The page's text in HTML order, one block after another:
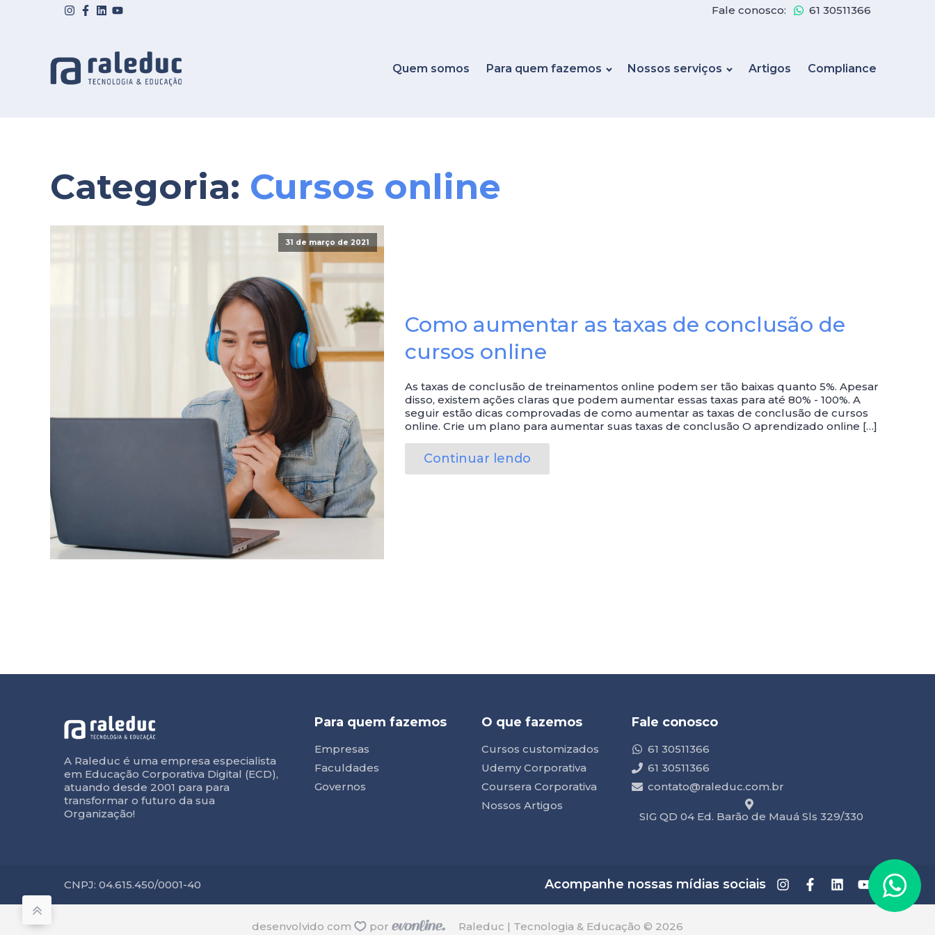
Fale conosco: 61 30511366
Quem somos Para quem fazemos Nossos serviços Artigos Compliance
Categoria: Cursos online
31 de março de 2021
Como aumentar as taxas de conclusão de
cursos online
As taxas de conclusão de treinamentos online podem ser tão baixas quanto 5%. Apesar
disso, existem ações claras que podem aumentar essas taxas para até 80% - 100%. A
seguir estão dicas comprovadas de como aumentar as taxas de conclusão de cursos
online. Crie um plano para aumentar suas taxas de conclusão O aprendizado online […]
Continuar lendo
A Raleduc é uma empresa especialista
em Educação Corporativa Digital (ECD),
atuando desde 2001 para para
transformar o futuro da sua
Organização!
Para quem fazemos
Empresas
Faculdades
Governos
O que fazemos
Cursos customizados
Udemy Corporativa
Coursera Corporativa
Nossos Artigos
Fale conosco
61 30511366
61 30511366
contato@raleduc.com.br
SIG QD 04 Ed. Barão de Mauá Sls 329/330
CNPJ: 04.615.450/0001-40 Acompanhe nossas mídias sociais
desenvolvido com por Raleduc | Tecnologia & Educação © 2026